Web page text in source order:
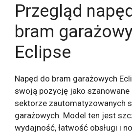
Przegląd
bram
Eclipse
Napęd do bram garażowych
swoją pozycję jako
sektorze zautomatyzowanych
garażowych. Model ten jest
wydajność, łatwość obsługi i